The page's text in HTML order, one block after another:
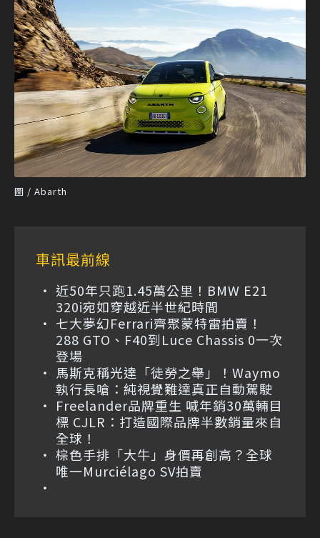
圖 / Abarth
車訊最前線
近50年只跑1.45萬公里！BMW E21
320i宛如穿越近半世紀時間
七大夢幻Ferrari齊聚蒙特雷拍賣！
288 GTO、F40到Luce Chassis 0一次
登場
馬斯克稱光達「徒勞之舉」！Waymo
執行長嗆：純視覺難達真正自動駕駛
Freelander品牌重生 喊年銷30萬輛目
標 CJLR：打造國際品牌半數銷量來自
全球！
棕色手排「大牛」身價再創高？全球
唯一Murciélago SV拍賣